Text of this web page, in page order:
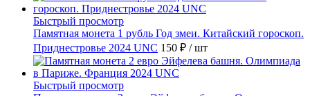
Быстрый просмотр
Памятная монета 1 рубль Год змеи. Китайский гороскоп.
Приднестровье 2024 UNC 150 ₽ / шт
Быстрый просмотр